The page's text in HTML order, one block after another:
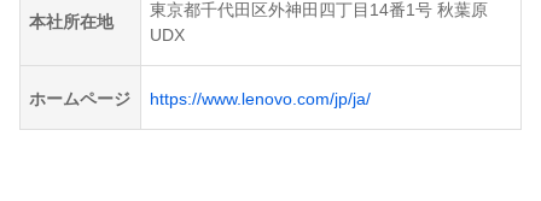
本社所在地
東京都千代田区外神田四丁目14番1号 秋葉原
UDX
ホームページ https://www.lenovo.com/jp/ja/